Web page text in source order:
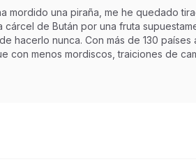
mordido una piraña, me he quedado
de Bután por una fruta
hacerlo nunca. Con más de 130
con menos mordiscos, traiciones de